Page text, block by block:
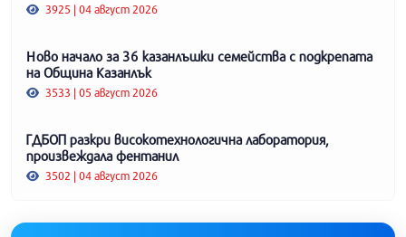
3925 | 04 август 2026
Ново начало за 36 казанлъшки семейства с подкрепата
на Община Казанлък
3533 | 05 август 2026
ГДБОП разкри високотехнологична лаборатория,
произвеждала фентанил
3502 | 04 август 2026